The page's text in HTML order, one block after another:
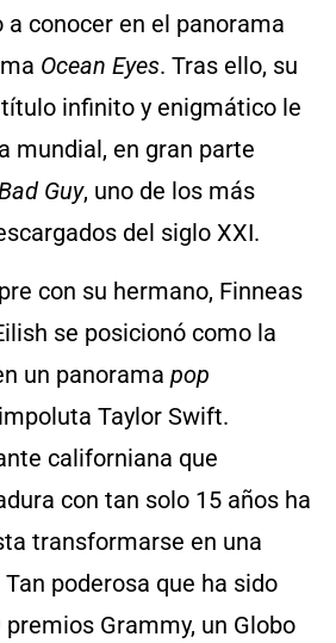
a conocer en el panorama
Ocean Eyes. Tras ello, su
infinito y enigmático le
mundial, en gran parte
Guy, uno de los más
del siglo XXI.
con su hermano, Finneas
se posicionó como la
un panorama pop
Taylor Swift.
californiana que
con tan solo 15 años ha
transformarse en una
poderosa que ha sido
Grammy, un Globo